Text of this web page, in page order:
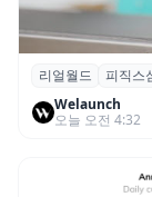
리얼월드,
휴머노이드
리얼월드 피직스
Welaunch
오늘 오전 4:32